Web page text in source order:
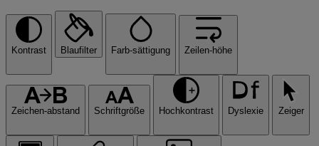
Kontrast Blaufilter Farb-sättigung Zeilen-höhe
Zeichen-abstand Schriftgröße Hochkontrast Dyslexie Zeiger